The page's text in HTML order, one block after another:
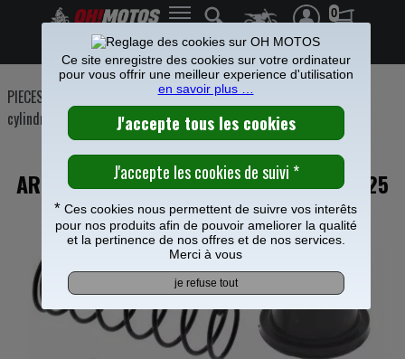
0
Frais de port offerts à partir de 49€
PIECES MOTO Etrier Maitre cylindre frein
cylindre de frein
KIT REPARATION MAITRE CYLINDRE
ARRIERE ALL BALLS POUR HUSQVARNA 125
TE
Ce site enregistre des cookies sur votre ordinateur
pour vous offrir une meilleur experience d'utilisation
en savoir plus …
* Ces cookies nous permettent de suivre vos interêts
pour nos produits afin de pouvoir ameliorer la qualité
et la pertinence de nos offres et de nos services.
Merci à vous